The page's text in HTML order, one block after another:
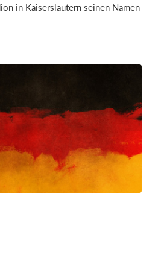
in Kaiserslautern seinen Namen